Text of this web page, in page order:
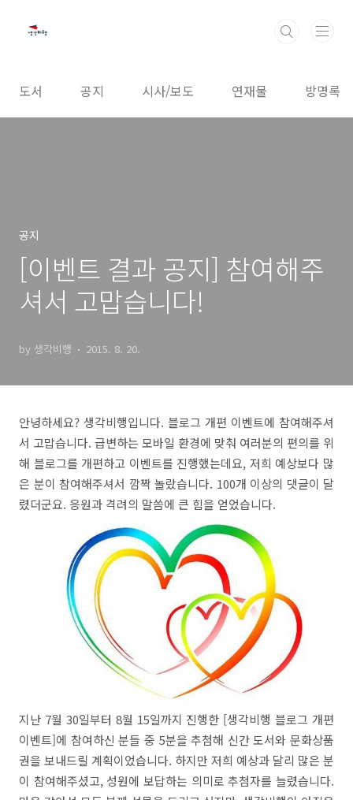
도서 공지 시사/보도 연재물 방명록
공지
[이벤트 결과 공지] 참여해주
셔서 고맙습니다!
by 생각비행 2015. 8. 20.
안녕하세요? 생각비행입니다. 블로그 개편 이벤트에 참여해주셔
서 고맙습니다. 급변하는 모바일 환경에 맞춰 여러분의 편의를 위
해 블로그를 개편하고 이벤트를 진행했는데요, 저희 예상보다 많
은 분이 참여해주셔서 깜짝 놀랐습니다. 100개 이상의 댓글이 달
렸더군요. 응원과 격려의 말씀에 큰 힘을 얻었습니다.
지난 7월 30일부터 8월 15일까지 진행한 [생각비행 블로그 개편
이벤트]에 참여하신 분들 중 5분을 추첨해 신간 도서와 문화상품
권을 보내드릴 계획이었습니다. 하지만 저희 예상과 달리 많은 분
이 참여해주셨고, 성원에 보답하는 의미로 추첨자를 늘렸습니다.